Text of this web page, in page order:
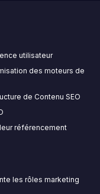
utilisateur
des moteurs de
de Contenu SEO
référencement
les rôles marketing